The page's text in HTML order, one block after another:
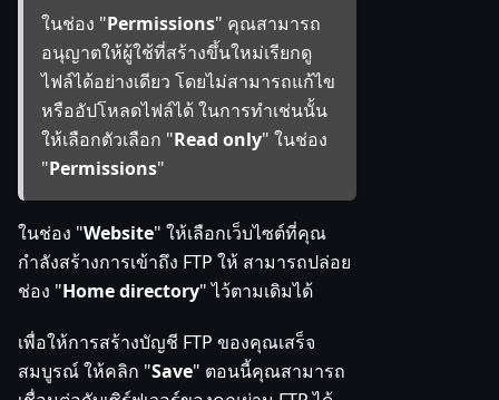
ในช่อง "Permissions" คุณสามารถ
อนุญาตให้ผู้ใช้ที่สร้างขึ้นใหม่เรียกดู
ไฟล์ได้อย่างเดียว โดยไม่สามารถแก้ไข
หรืออัปโหลดไฟล์ได้ ในการทำเช่นนั้น
ให้เลือกตัวเลือก "Read only" ในช่อง
"Permissions"
ในช่อง "Website" ให้เลือกเว็บไซต์ที่คุณ
กำลังสร้างการเข้าถึง FTP ให้ สามารถปล่อย
ช่อง "Home directory" ไว้ตามเดิมได้
เพื่อให้การสร้างบัญชี FTP ของคุณเสร็จ
สมบูรณ์ ให้คลิก "Save" ตอนนี้คุณสามารถ